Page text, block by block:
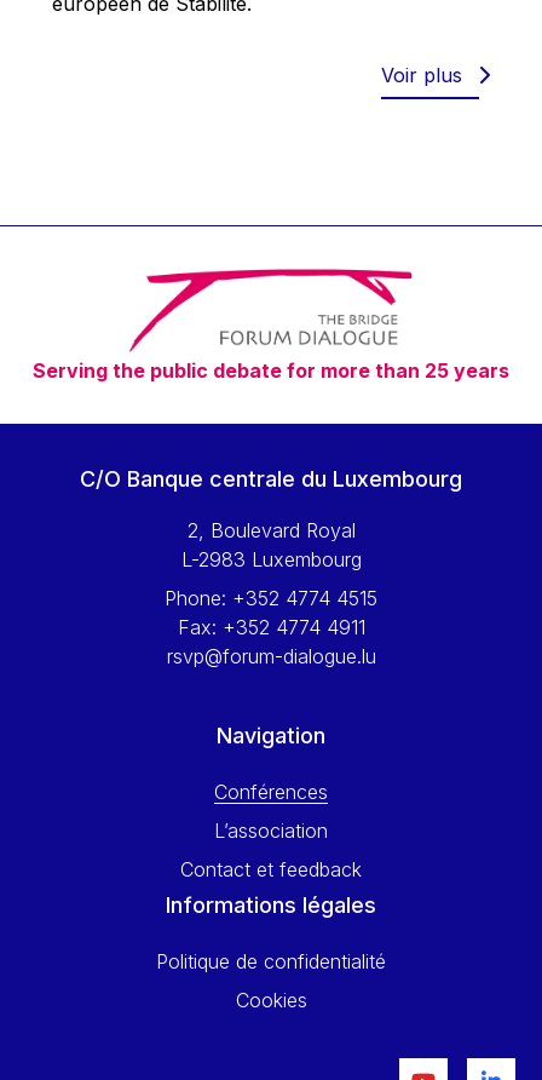
Werner Hoyer
Voir plus
Serving the public debate for more than 25 years
C/O Banque centrale du Luxembourg
2, Boulevard Royal
L-2983 Luxembourg
Phone: +352 4774 4515
Fax: +352 4774 4911
rsvp@forum-dialogue.lu
Navigation
Conférences
L’association
Contact et feedback
Informations légales
Politique de confidentialité
Cookies